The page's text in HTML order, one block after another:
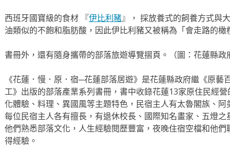
西班牙國寶級的食材 『伊比利豬』， 採放養式的飼養方式與
油類似的不飽和脂肪酸，因此伊比利豬又被稱為「會走路的橄
書冊外，還有隨身攜帶的部落旅遊導覽摺頁。（圖：花蓮縣政
《花蓮．慢．原．宿─花蓮部落居遊》是花蓮縣政府繼《原
工》出版的部落產業系列書冊，書中收錄花蓮13家原住民經
化體驗、料理、異國風等主題特色，民宿主人有太魯閣族、
每位民宿主人各有擅長，有退休校長、國際知名畫家、五燈
他們熟悉部落文化，人生經驗閱歷豐富，夜晚住宿空檔和他
得經驗。